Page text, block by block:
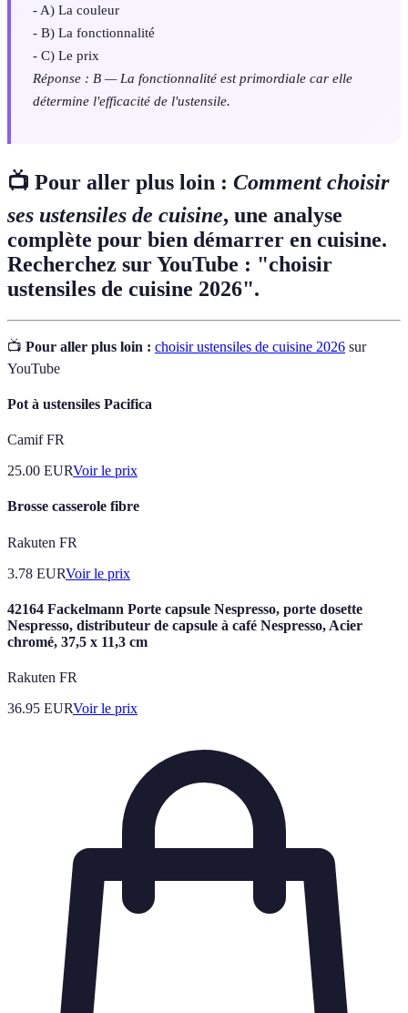
- A) La couleur
- B) La fonctionnalité
- C) Le prix
Réponse : B — La fonctionnalité est primordiale car elle
détermine l'efficacité de l'ustensile.
📺 Pour aller plus loin : Comment choisir
ses ustensiles de cuisine, une analyse
complète pour bien démarrer en cuisine.
Recherchez sur YouTube : "choisir
ustensiles de cuisine 2026".
📺 Pour aller plus loin : choisir ustensiles de cuisine 2026 sur
YouTube
Pot à ustensiles Pacifica
Camif FR
25.00 EURVoir le prix
Brosse casserole fibre
Rakuten FR
3.78 EURVoir le prix
42164 Fackelmann Porte capsule Nespresso, porte dosette
Nespresso, distributeur de capsule à café Nespresso, Acier
chromé, 37,5 x 11,3 cm
Rakuten FR
36.95 EURVoir le prix